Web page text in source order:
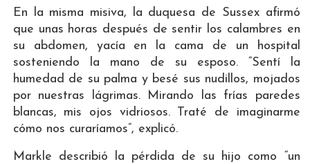
En la misma misiva, la duquesa de Sussex afirmó
que unas horas después de sentir los calambres en
su abdomen, yacía en la cama de un hospital
sosteniendo la mano de su esposo. “Sentí la
humedad de su palma y besé sus nudillos, mojados
por nuestras lágrimas. Mirando las frías paredes
blancas, mis ojos vidriosos. Traté de imaginarme
cómo nos curaríamos”, explicó.
Markle describió la pérdida de su hijo como “un